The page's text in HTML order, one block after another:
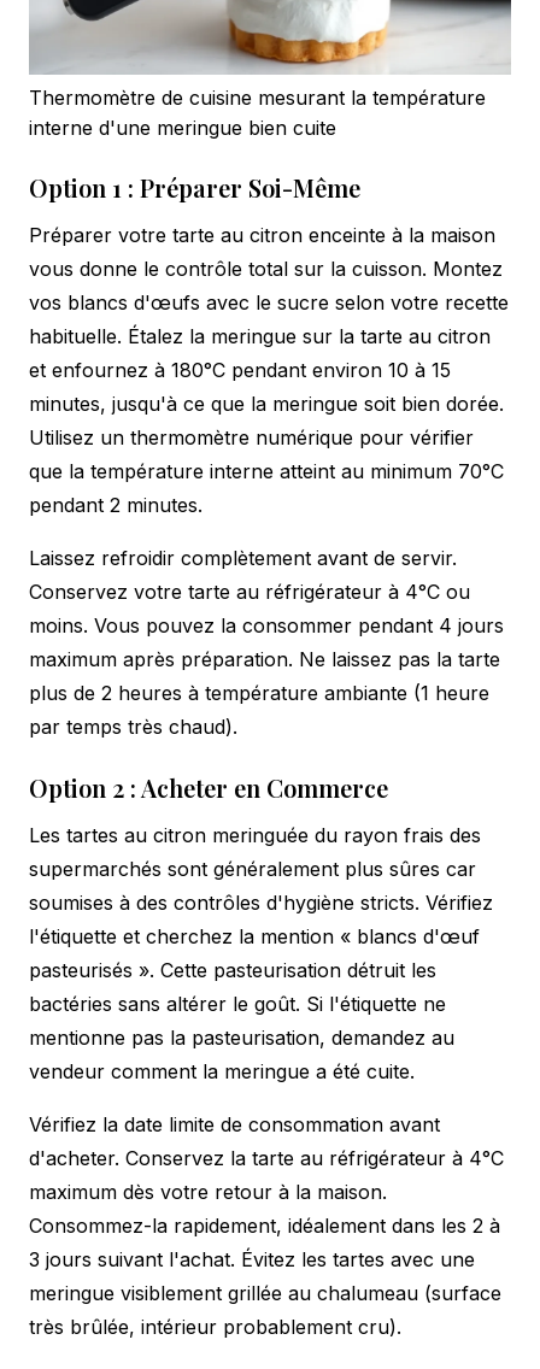
Thermomètre de cuisine mesurant la température
interne d'une meringue bien cuite
Option 1 : Préparer Soi-Même
Préparer votre tarte au citron enceinte à la maison
vous donne le contrôle total sur la cuisson. Montez
vos blancs d'œufs avec le sucre selon votre recette
habituelle. Étalez la meringue sur la tarte au citron
et enfournez à 180°C pendant environ 10 à 15
minutes, jusqu'à ce que la meringue soit bien dorée.
Utilisez un thermomètre numérique pour vérifier
que la température interne atteint au minimum 70°C
pendant 2 minutes.
Laissez refroidir complètement avant de servir.
Conservez votre tarte au réfrigérateur à 4°C ou
moins. Vous pouvez la consommer pendant 4 jours
maximum après préparation. Ne laissez pas la tarte
plus de 2 heures à température ambiante (1 heure
par temps très chaud).
Option 2 : Acheter en Commerce
Les tartes au citron meringuée du rayon frais des
supermarchés sont généralement plus sûres car
soumises à des contrôles d'hygiène stricts. Vérifiez
l'étiquette et cherchez la mention « blancs d'œuf
pasteurisés ». Cette pasteurisation détruit les
bactéries sans altérer le goût. Si l'étiquette ne
mentionne pas la pasteurisation, demandez au
vendeur comment la meringue a été cuite.
Vérifiez la date limite de consommation avant
d'acheter. Conservez la tarte au réfrigérateur à 4°C
maximum dès votre retour à la maison.
Consommez-la rapidement, idéalement dans les 2 à
3 jours suivant l'achat. Évitez les tartes avec une
meringue visiblement grillée au chalumeau (surface
très brûlée, intérieur probablement cru).